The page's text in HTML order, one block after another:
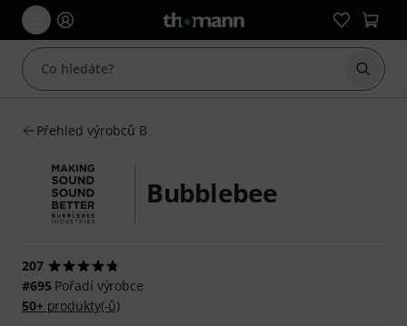
Začít
Přehled výrobců B
Bubblebee
207
#695 Pořadí výrobce
50+produkty(-ů)